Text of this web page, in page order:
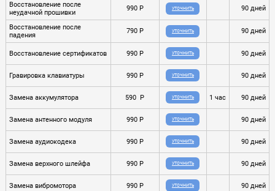
Восстановление после
неудачной прошивки
990 P УТОЧНИТЬ 90 дней
Восстановление после
падения
790 P УТОЧНИТЬ 90 дней
Восстановление сертификатов 990 P УТОЧНИТЬ 90 дней
Гравировка клавиатуры 990 P УТОЧНИТЬ 90 дней
Замена аккумулятора 590 P УТОЧНИТЬ 1 час 90 дней
Замена антенного модуля 990 P УТОЧНИТЬ 90 дней
Замена аудиокодека 990 P УТОЧНИТЬ 90 дней
Замена верхного шлейфа 990 P УТОЧНИТЬ 90 дней
Замена вибромотора 990 P УТОЧНИТЬ 90 дней